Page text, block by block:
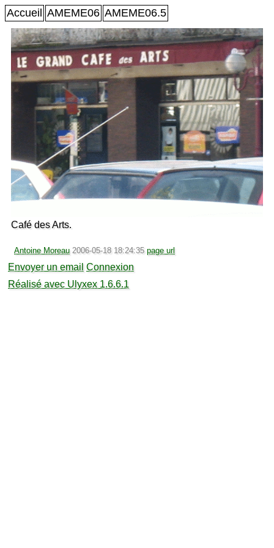
Accueil AMEME06 AMEME06.5
Café des Arts.
Antoine Moreau 2006-05-18 18:24:35 page url
Envoyer un email Connexion
Réalisé avec Ulyxex 1.6.6.1